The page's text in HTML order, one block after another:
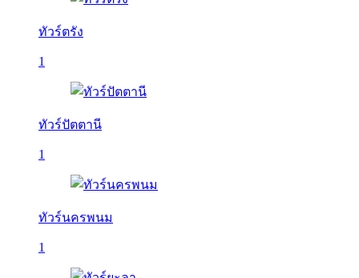
ทัวร์ตรัง
1
ทัวร์ปัตตานี
1
ทัวร์นครพนม
1